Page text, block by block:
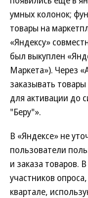
умных колонок;
товары на
«Яндексу»
был выкуплен
Маркета»). Через
заказывать
для активации до
"Беру"».
В «Яндексе» не
пользователи
и заказа товаров.
участников
квартале,